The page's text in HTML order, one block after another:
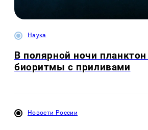
Наука
В полярной ночи планктон
биоритмы с приливами
Новости России